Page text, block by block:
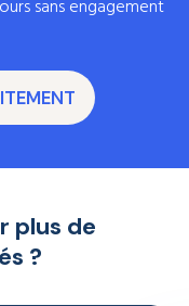
sans engagement
plus de
?